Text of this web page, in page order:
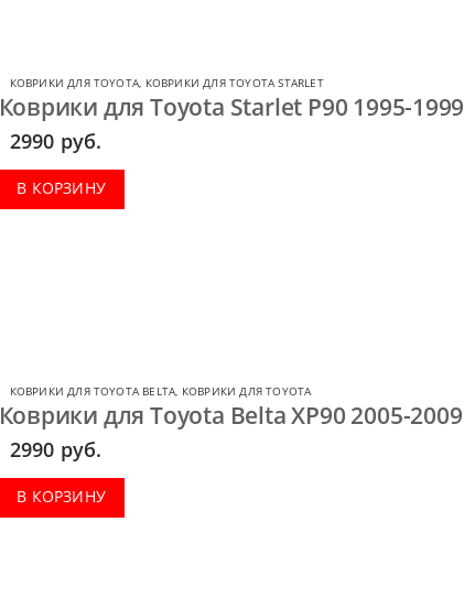
КОВРИКИ ДЛЯ TOYOTA, КОВРИКИ ДЛЯ TOYOTA STARLET
Коврики для Toyota Starlet P90 1995-1999
2990 руб.
В КОРЗИНУ
КОВРИКИ ДЛЯ TOYOTA BELTA, КОВРИКИ ДЛЯ TOYOTA
Коврики для Toyota Belta XP90 2005-2009
2990 руб.
В КОРЗИНУ